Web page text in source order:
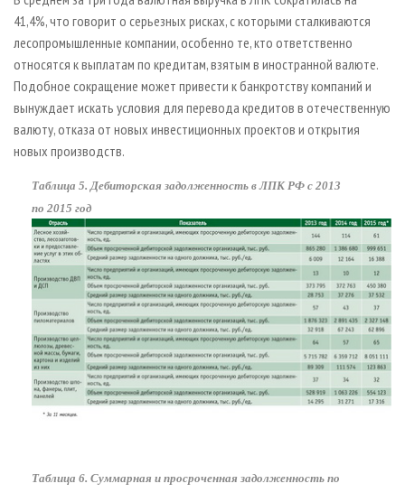
41,4%, что говорит о серьезных рисках, с которыми сталкиваются
лесопромышленные компании, особенно те, кто ответственно
относятся к выплатам по кредитам, взятым в иностранной валюте.
Подобное сокращение может привести к банкротству компаний и
вынуждает искать условия для перевода кредитов в отечественную
валюту, отказа от новых инвестиционных проектов и открытия
новых производств.
Таблица 5. Дебиторская задолженность в ЛПК РФ с 2013
по 2015 год
Таблица 6. Суммарная и просроченная задолженность по